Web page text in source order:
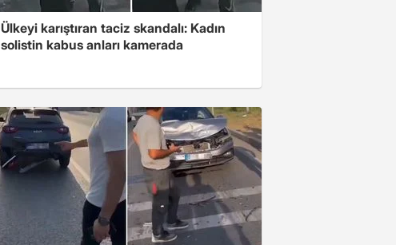
Ülkeyi karıştıran taciz skandalı: Kadın
solistin kabus anları kamerada